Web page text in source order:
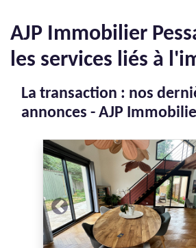
AJP Immobilier
les services liés à
La transaction : nos
annonces - AJP
Previous